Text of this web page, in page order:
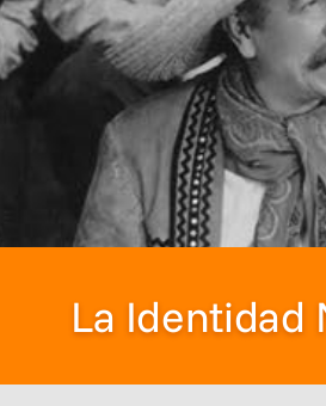
La Identidad